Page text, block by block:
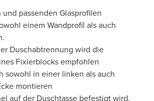
passenden Glasprofilen
einem Wandprofil als auch
Duschabtrennung wird die
Fixierblocks empfohlen
sowohl in einer linken als auch
montieren
auf der Duschtasse befestigt wird,